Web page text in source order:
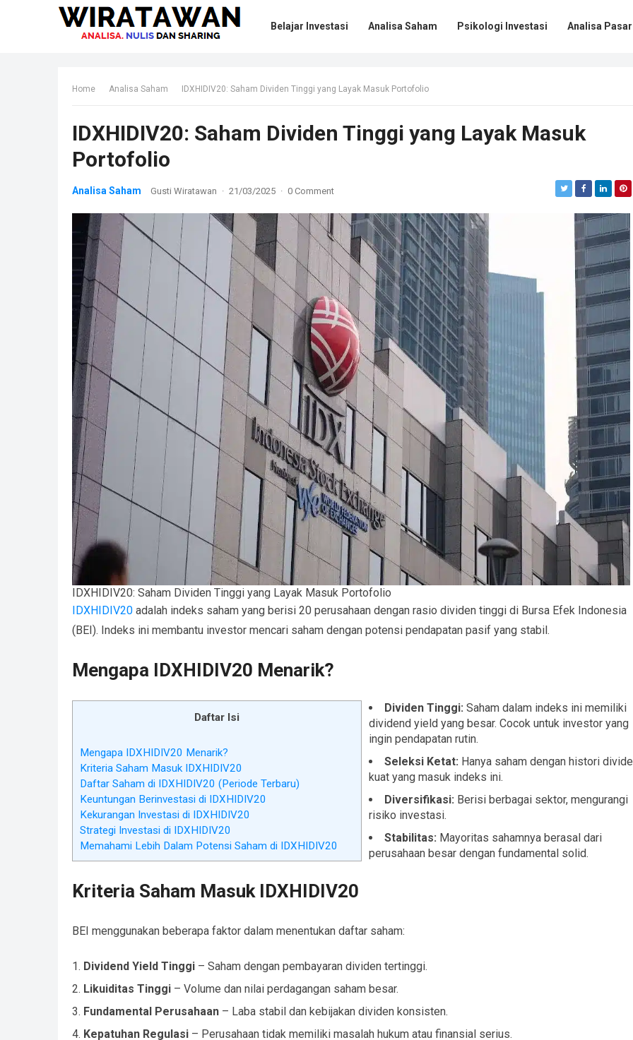
Belajar Investasi Analisa Saham Psikologi Investasi Analisa Pasar
Home Analisa Saham IDXHIDIV20: Saham Dividen Tinggi yang Layak Masuk Portofolio
IDXHIDIV20: Saham Dividen Tinggi yang Layak Masuk
Portofolio
Analisa Saham Gusti Wiratawan · 21/03/2025 · 0 Comment
IDXHIDIV20: Saham Dividen Tinggi yang Layak Masuk Portofolio
IDXHIDIV20 adalah indeks saham yang berisi 20 perusahaan dengan rasio dividen tinggi di Bursa Efek Indonesia
(BEI). Indeks ini membantu investor mencari saham dengan potensi pendapatan pasif yang stabil.
Mengapa IDXHIDIV20 Menarik?
Daftar Isi
Mengapa IDXHIDIV20 Menarik?
Kriteria Saham Masuk IDXHIDIV20
Daftar Saham di IDXHIDIV20 (Periode Terbaru)
Keuntungan Berinvestasi di IDXHIDIV20
Kekurangan Investasi di IDXHIDIV20
Strategi Investasi di IDXHIDIV20
Memahami Lebih Dalam Potensi Saham di IDXHIDIV20
Dividen Tinggi: Saham dalam indeks ini memiliki
dividend yield yang besar. Cocok untuk investor yang
ingin pendapatan rutin.
Seleksi Ketat: Hanya saham dengan histori
kuat yang masuk indeks ini.
Diversifikasi: Berisi berbagai sektor, mengurangi
risiko investasi.
Stabilitas: Mayoritas sahamnya berasal dari
perusahaan besar dengan fundamental solid.
Kriteria Saham Masuk IDXHIDIV20
BEI menggunakan beberapa faktor dalam menentukan daftar saham:
Dividend Yield Tinggi – Saham dengan pembayaran dividen tertinggi.
Likuiditas Tinggi – Volume dan nilai perdagangan saham besar.
Fundamental Perusahaan – Laba stabil dan kebijakan dividen konsisten.
Kepatuhan Regulasi – Perusahaan tidak memiliki masalah hukum atau finansial serius.